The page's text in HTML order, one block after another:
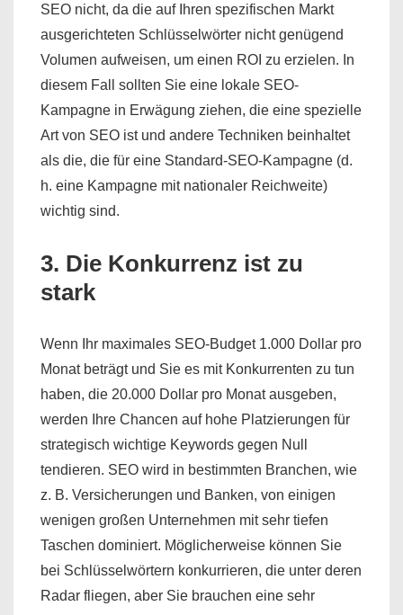
SEO nicht, da die auf Ihren spezifischen Markt
ausgerichteten Schlüsselwörter nicht genügend
Volumen aufweisen, um einen ROI zu erzielen. In
diesem Fall sollten Sie eine lokale SEO-
Kampagne in Erwägung ziehen, die eine spezielle
Art von SEO ist und andere Techniken beinhaltet
als die, die für eine Standard-SEO-Kampagne (d.
h. eine Kampagne mit nationaler Reichweite)
wichtig sind.
3. Die Konkurrenz ist zu
stark
Wenn Ihr maximales SEO-Budget 1.000 Dollar pro
Monat beträgt und Sie es mit Konkurrenten zu tun
haben, die 20.000 Dollar pro Monat ausgeben,
werden Ihre Chancen auf hohe Platzierungen für
strategisch wichtige Keywords gegen Null
tendieren. SEO wird in bestimmten Branchen, wie
z. B. Versicherungen und Banken, von einigen
wenigen großen Unternehmen mit sehr tiefen
Taschen dominiert. Möglicherweise können Sie
bei Schlüsselwörtern konkurrieren, die unter deren
Radar fliegen, aber Sie brauchen eine sehr